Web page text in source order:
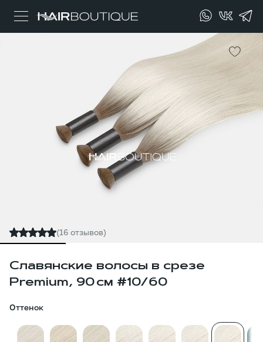
(16 отзывов)
Славянские волосы в срезе
Premium, 90 см #10/60
Оттенок